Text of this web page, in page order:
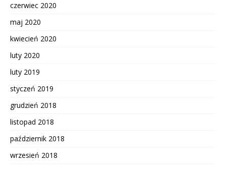
czerwiec 2020
maj 2020
kwiecień 2020
luty 2020
luty 2019
styczeń 2019
grudzień 2018
listopad 2018
październik 2018
wrzesień 2018